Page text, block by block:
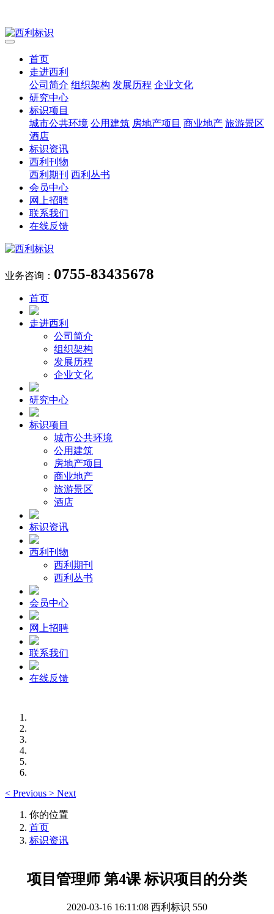
首页
走进西利
公司简介 组织架构 发展历程 企业文化
研究中心
标识项目
城市公共环境 公用建筑 房地产项目 商业地产 旅游景区
酒店
标识资讯
西利刊物
西利期刊 西利丛书
会员中心
网上招聘
联系我们
在线反馈
业务咨询： 0755-83435678
首页
走进西利
公司简介
组织架构
发展历程
企业文化
研究中心
标识项目
城市公共环境
公用建筑
房地产项目
商业地产
旅游景区
酒店
标识资讯
西利刊物
西利期刊
西利丛书
会员中心
网上招聘
联系我们
在线反馈
< Previous > Next
你的位置
首页
标识资讯
项目管理师 第4课 标识项目的分类
2020-03-16 16:11:08 西利标识 550